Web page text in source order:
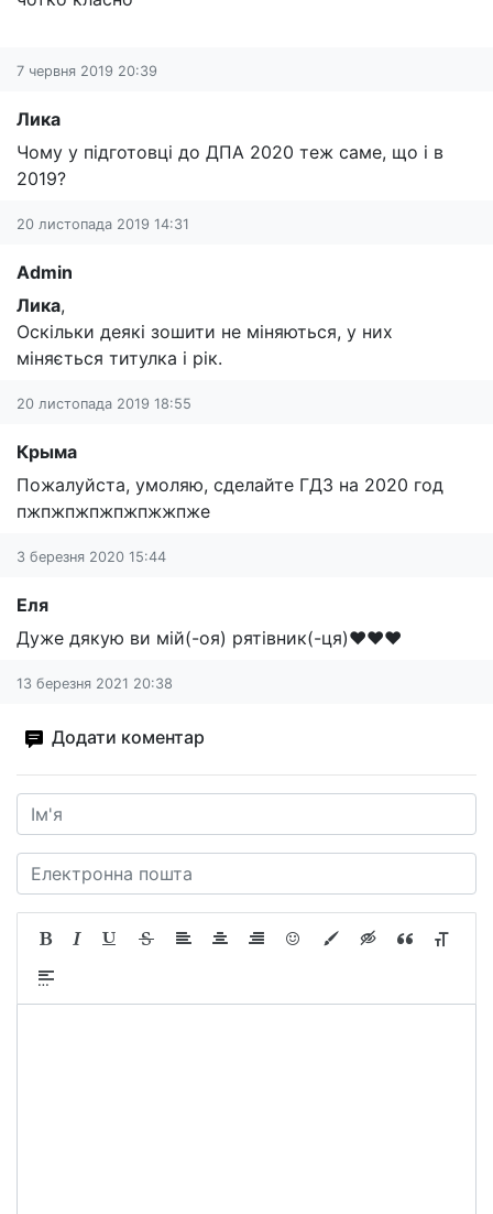
7 червня 2019 20:39
Лика
Чому у підготовці до ДПА 2020 теж саме, що і в
2019?
20 листопада 2019 14:31
Admin
Лика,
Оскільки деякі зошити не міняються, у них
міняється титулка і рік.
20 листопада 2019 18:55
Крыма
Пожалуйста, умоляю, сделайте ГДЗ на 2020 год
пжпжпжпжпжпжжпже
3 березня 2020 15:44
Еля
Дуже дякую ви мій(-оя) рятівник(-ця)❤️❤️❤️
13 березня 2021 20:38
Додати коментар